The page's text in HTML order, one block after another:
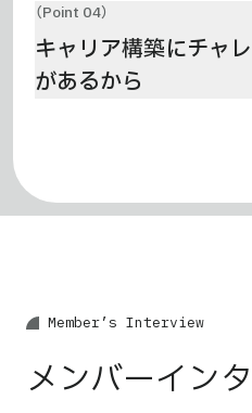
対応できるように、人事制度・
みを整備しており、メンバー
実現を支援しています。
（Point 04）
キャリア構築にチャ
があるから
拡大に伴いポジションも拡張
あるポジションが産み出さ
Member’s Interview
メンバーイン